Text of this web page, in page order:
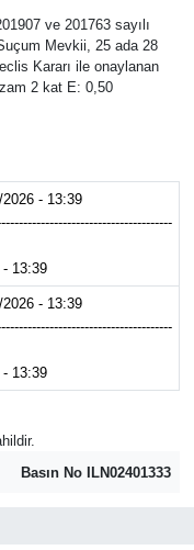
ve 201763 sayılı
Mevkii, 25 ada 28
Kararı ile onaylanan
2 kat E: 0,50
- 13:39
13:39
- 13:39
13:39
Basın No ILN02401333